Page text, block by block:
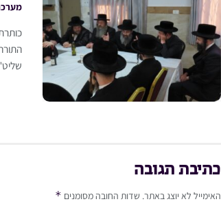
כתיבת תגובה
האימייל לא יוצג באתר. שדות החובה מסומנים *